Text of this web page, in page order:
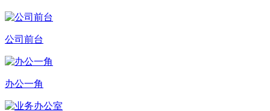
公司前台
办公一角